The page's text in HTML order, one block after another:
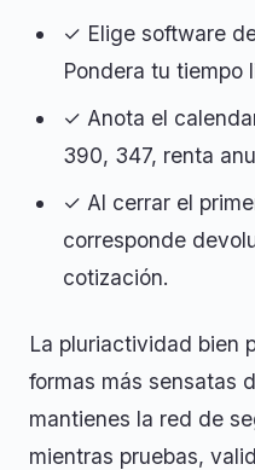
✓ Elige software
Pondera tu tiempo
✓ Anota el
390, 347, renta
✓ Al cerrar el
corresponde
cotización.
La pluriactividad bien
formas más sensatas
mantienes la red de
mientras pruebas,